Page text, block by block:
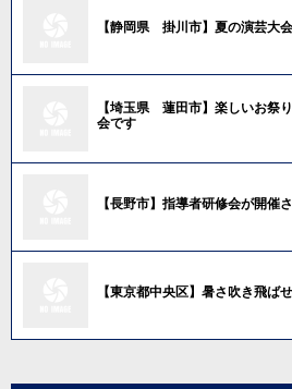
【静岡県 掛川市】夏の演芸大
【埼玉県 蓮田市】楽しいお祭
会です
【長野市】指導者研修会が開催
【東京都中央区】暑さ吹き飛